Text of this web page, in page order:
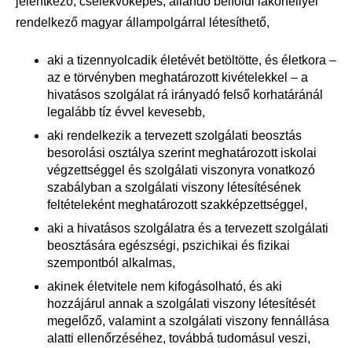
rendelkező magyar állampolgárral létesíthető,
aki a tizennyolcadik életévét betöltötte, és életkora –
az e törvényben meghatározott kivételekkel – a
hivatásos szolgálat rá irányadó felső korhatáránál
legalább tíz évvel kevesebb,
aki rendelkezik a tervezett szolgálati beosztás
besorolási osztálya szerint meghatározott iskolai
végzettséggel és szolgálati viszonyra vonatkozó
szabályban a szolgálati viszony létesítésének
feltételeként meghatározott szakképzettséggel,
aki a hivatásos szolgálatra és a tervezett szolgálati
beosztására egészségi, pszichikai és fizikai
szempontból alkalmas,
akinek életvitele nem kifogásolható, és aki
hozzájárul annak a szolgálati viszony létesítését
megelőző, valamint a szolgálati viszony fennállása
alatti ellenőrzéséhez, továbbá tudomásul veszi,